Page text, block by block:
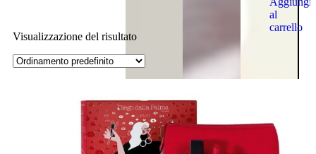
al
carrello
Visualizzazione del risultato